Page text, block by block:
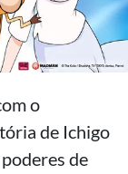
o
de Ichigo
de